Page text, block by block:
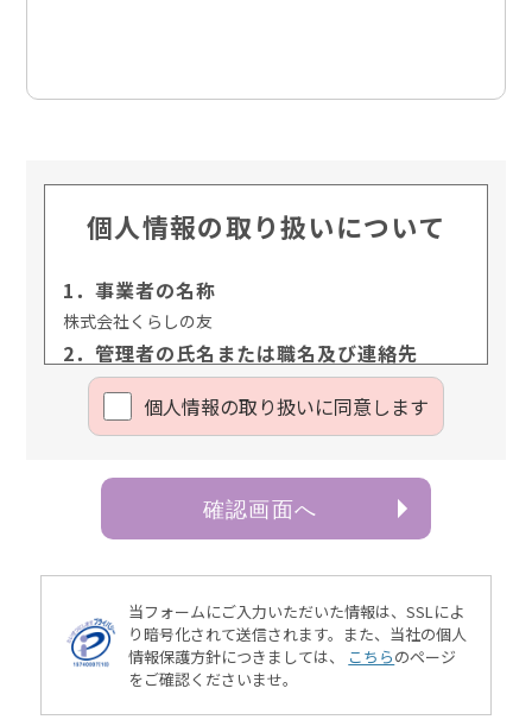
個人情報の取り扱いについて
1．事業者の名称
株式会社くらしの友
2．管理者の氏名または職名及び連絡先
管理者名：個人情報保護管理責任者 樋口 佳浩
連絡先：03-3735-3102
3．個人情報の利用目的
ご本人より書面等（ホームページや電子メール等によ
るものを含む。以下「書面」という）に記載された個
人情報を直接取得する場合、お客様情報は、お客様の
4．個人情報の第三者提供
当社は、次に掲げる場合を除き、お客様の個人情報を
第三者に提供することはございません。
（1）ご本人様の同意がある場合
個⼈情報の取り扱いに同意します
確認画面へ
当フォームにご入力いただいた情報は、SSLによ
り暗号化されて送信されます。 また、当社の個人
情報保護方針につきましては、 こちらのページ
をご確認くださいませ。